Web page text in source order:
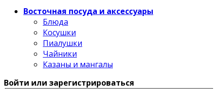
Восточная посуда и аксессуары
Блюда
Косушки
Пиалушки
Чайники
Казаны и мангалы
Войти или зарегистрироваться